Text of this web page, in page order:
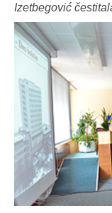
Izetbegović